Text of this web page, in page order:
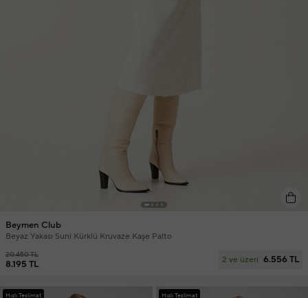
Beymen Club
Beyaz Yakası Suni Kürklü Kruvaze Kaşe Palto
20.450 TL
8.195 TL 2 ve üzeri 6.556 TL
Hızlı Teslimat Hızlı Teslimat